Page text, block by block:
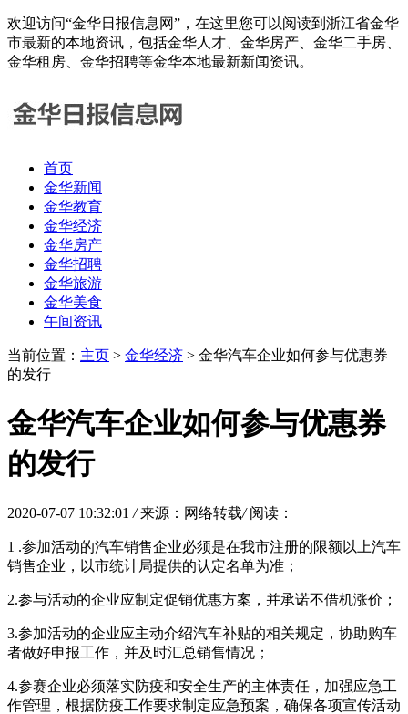
欢迎访问“金华日报信息网”，在这里您可以阅读到浙江省金华
市最新的本地资讯，包括金华人才、金华房产、金华二手房、
金华租房、金华招聘等金华本地最新新闻资讯。
首页
金华新闻
金华教育
金华经济
金华房产
金华招聘
金华旅游
金华美食
午间资讯
当前位置： 主页 > 金华经济 > 金华汽车企业如何参与优惠券
的发行
金华汽车企业如何参与优惠券
的发行
2020-07-07 10:32:01 / 来源：网络转载/ 阅读：
1 .参加活动的汽车销售企业必须是在我市注册的限额以上汽车
销售企业，以市统计局提供的认定名单为准；
2.参与活动的企业应制定促销优惠方案，并承诺不借机涨价；
3.参加活动的企业应主动介绍汽车补贴的相关规定，协助购车
者做好申报工作，并及时汇总销售情况；
4.参赛企业必须落实防疫和安全生产的主体责任，加强应急工
作管理，根据防疫工作要求制定应急预案，确保各项宣传活动